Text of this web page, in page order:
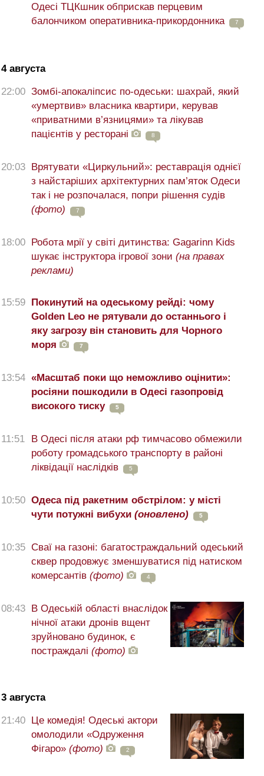
Одесі ТЦКшник обприскав перцевим
балончиком оперативника-прикордонника
7
4 августа
22:00 Зомбі-апокаліпсис по-одеськи: шахрай, який
«умертвив» власника квартири, керував
«приватними в’язницями» та лікував
пацієнтів у ресторані
8
20:03 Врятувати «Циркульний»: реставрація однієї
з найстаріших архітектурних пам’яток Одеси
так і не розпочалася, попри рішення судів
(фото)
7
18:00 Робота мрії у світі дитинства: Gagarinn Kids
шукає інструктора ігрової зони (на правах
реклами)
15:59 Покинутий на одеському рейді: чому
Golden Leo не рятували до останнього і
яку загрозу він становить для Чорного
моря
7
13:54 «Масштаб поки що неможливо оцінити»:
росіяни пошкодили в Одесі газопровід
високого тиску
5
11:51
В Одесі після атаки рф тимчасово обмежили
роботу громадського транспорту в районі
ліквідації наслідків
5
10:50 Одеса під ракетним обстрілом: у місті
чути потужні вибухи (оновлено) 5
10:35 Сваї на газоні: багатостраждальний одеський
сквер продовжує зменшуватися під натиском
комерсантів (фото) 4
08:43 В Одеській області внаслідок
нічної атаки дронів вщент
зруйновано будинок, є
постраждалі (фото)
3 августа
21:40 Це комедія! Одеські актори
омолодили «Одруження
Фігаро» (фото) 2